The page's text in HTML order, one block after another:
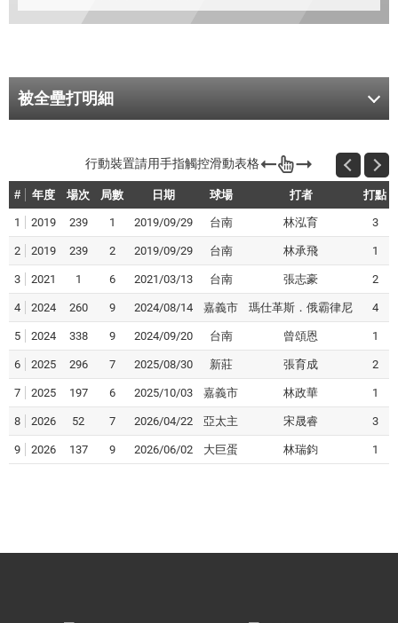
被全壘打明細
# 年度 場次 局數 日期 球場 打者 打點
1 2019 239 1 2019/09/29 台南 林泓育 3
2 2019 239 2 2019/09/29 台南 林承飛 1
3 2021 1 6 2021/03/13 台南 張志豪 2
4 2024 260 9 2024/08/14 嘉義市 瑪仕革斯．俄霸律尼 4
5 2024 338 9 2024/09/20 台南 曾頌恩 1
6 2025 296 7 2025/08/30 新莊 張育成 2
7 2025 197 6 2025/10/03 嘉義市 林政華 1
8 2026 52 7 2026/04/22 亞太主 宋晟睿 3
9 2026 137 9 2026/06/02 大巨蛋 林瑞鈞 1